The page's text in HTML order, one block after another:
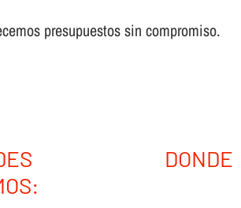
presupuestos sin compromiso.
DONDE